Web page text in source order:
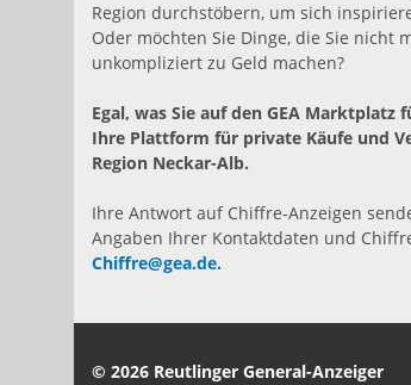
Region durchstöbern, um sich
Oder möchten Sie Dinge, die Sie nicht
unkompliziert zu Geld machen?
Egal, was Sie auf den GEA Marktplatz
Ihre Plattform für private Käufe und
Region Neckar-Alb.
Ihre Antwort auf Chiffre-Anzeigen
Angaben Ihrer Kontaktdaten und
Chiffre@gea.de.
© 2026 Reutlinger General-Anzeiger